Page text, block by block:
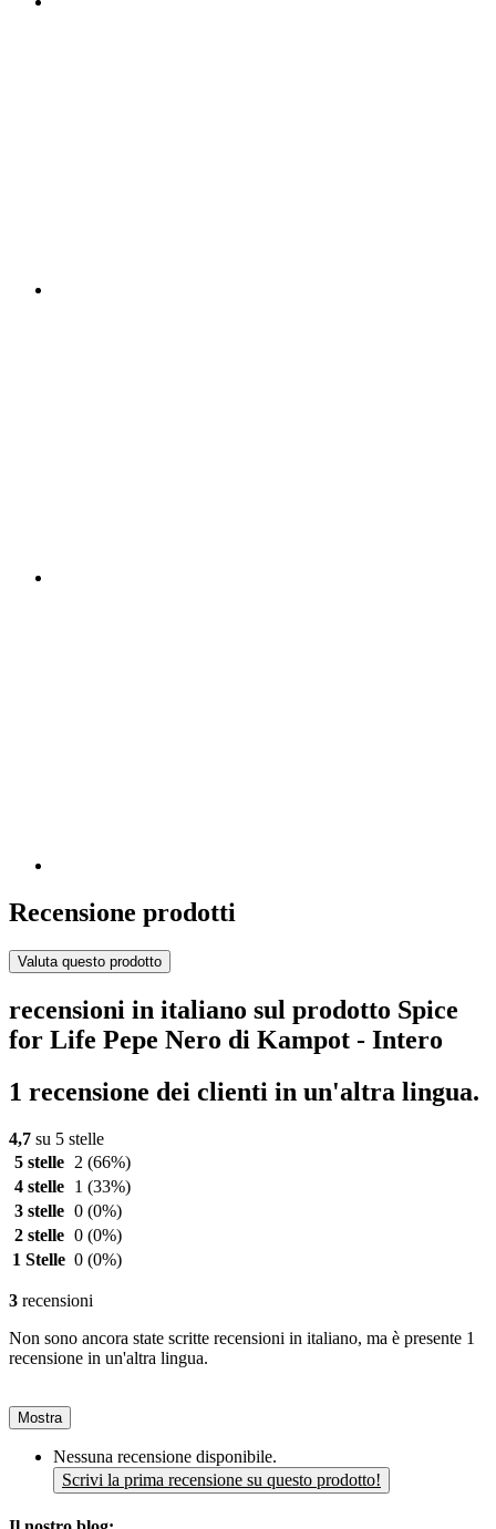
Recensione prodotti
Valuta questo prodotto
recensioni in italiano sul prodotto Spice
for Life Pepe Nero di Kampot - Intero
1 recensione dei clienti in un'altra lingua.
4,7 su 5 stelle
5 stelle
2 (66%)
4 stelle
1 (33%)
3 stelle 0 (0%)
2 stelle 0 (0%)
1 Stelle 0 (0%)
3 recensioni
Non sono ancora state scritte recensioni in italiano, ma è presente 1
recensione in un'altra lingua.
Mostra
Nessuna recensione disponibile.
Scrivi la prima recensione su questo prodotto!